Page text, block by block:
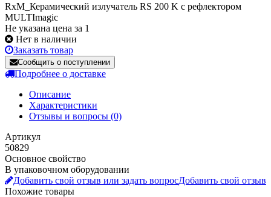
RxM_Керамический излучатель RS 200 K с рефлектором
MULTImagic
Не указана цена за 1
Нет в наличии
Заказать товар
Сообщить о поступлении
Подробнее о доставке
Описание
Характеристики
Отзывы и вопросы (0)
Артикул
50829
Основное свойство
В упаковочном оборудовании
Добавить свой отзыв или задать вопросДобавить свой отзыв
Похожие товары